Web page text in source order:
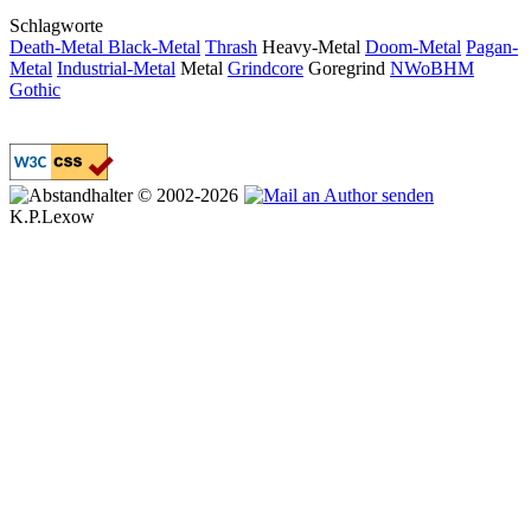
Schlagworte
Death-Metal Black-Metal Thrash Heavy-Metal Doom-Metal Pagan-
Metal Industrial-Metal Metal Grindcore Goregrind NWoBHM
Gothic
© 2002-2026
K.P.Lexow